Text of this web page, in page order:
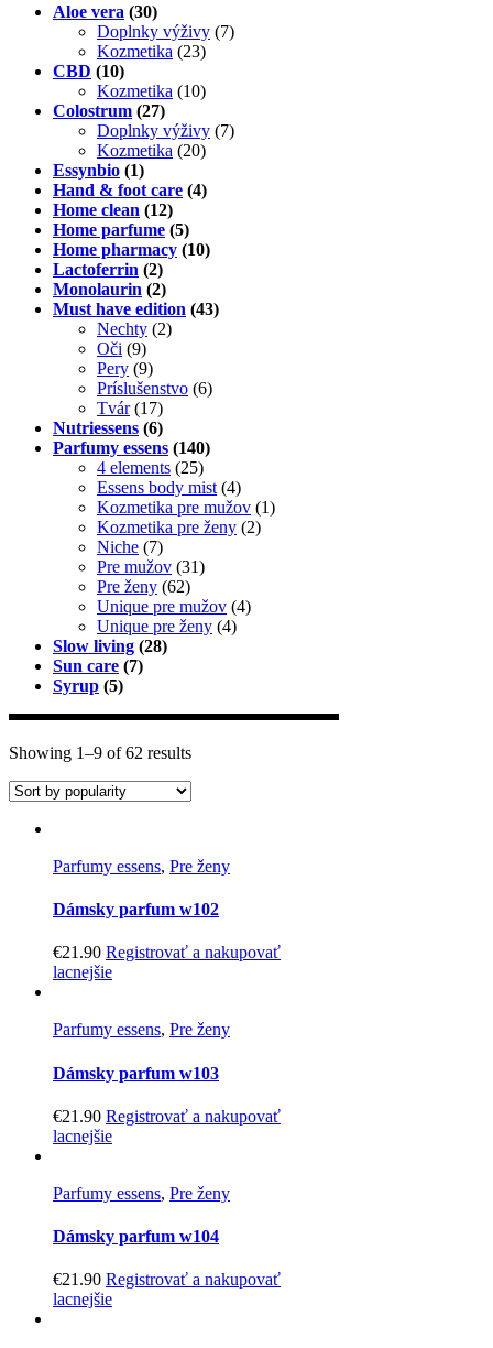
Showing 1–9 of 62 results
Parfumy essens, Pre ženy
Dámsky parfum w102
€21.90 Registrovať a nakupovať
lacnejšie
Parfumy essens, Pre ženy
Dámsky parfum w103
€21.90 Registrovať a nakupovať
lacnejšie
Parfumy essens, Pre ženy
Dámsky parfum w104
€21.90 Registrovať a nakupovať
lacnejšie
Aloe vera (30)
Doplnky výživy (7)
Kozmetika (23)
CBD (10)
Kozmetika (10)
Colostrum (27)
Doplnky výživy (7)
Kozmetika (20)
Essynbio (1)
Hand & foot care (4)
Home clean (12)
Home parfume (5)
Home pharmacy (10)
Lactoferrin (2)
Monolaurin (2)
Must have edition (43)
Nechty (2)
Oči (9)
Pery (9)
Príslušenstvo (6)
Tvár (17)
Nutriessens (6)
Parfumy essens (140)
4 elements (25)
Essens body mist (4)
Kozmetika pre mužov (1)
Kozmetika pre ženy (2)
Niche (7)
Pre mužov (31)
Pre ženy (62)
Unique pre mužov (4)
Unique pre ženy (4)
Slow living (28)
Sun care (7)
Syrup (5)